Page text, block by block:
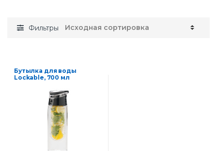
Фильтры
Бутылка для воды
Lockable, 700 мл